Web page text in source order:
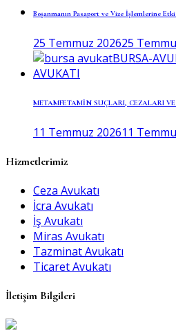
Boşanmanın Pasaport ve Vize İşlemlerine
25 Temmuz 202625
METAMFETAMİN SUÇLARI, CEZALARI
11 Temmuz 202611
Hizmetlerimiz
Ceza Avukatı
İcra Avukatı
İş Avukatı
Miras Avukatı
Tazminat Avukatı
Ticaret Avukatı
İletişim Bilgileri